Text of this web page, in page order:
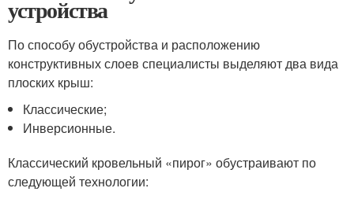
устройства
По способу обустройства и расположению
конструктивных слоев специалисты выделяют два вида
плоских крыш:
Классические;
Инверсионные.
Классический кровельный «пирог» обустраивают по
следующей технологии: